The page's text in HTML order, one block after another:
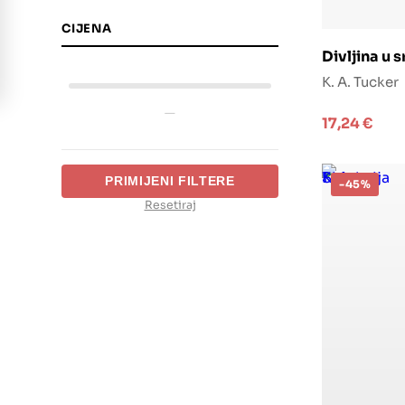
CIJENA
—
PRIMIJENI FILTERE
Resetiraj
Divljina u
K. A. Tucker
17,24€
-45%